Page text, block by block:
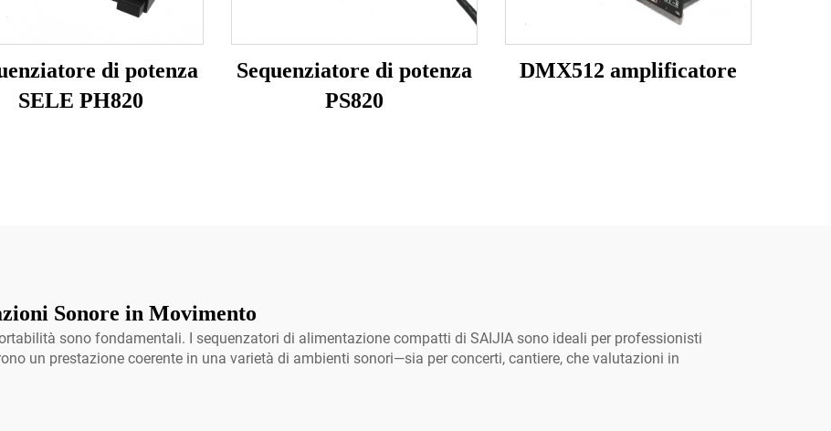
di potenza
SELE PH820
Sequenziatore di potenza
PS820
DMX512 amplificatore
Sonore in Movimento
sono fondamentali. I sequenzatori di alimentazione compatti di SAIJIA sono ideali per professionisti
un prestazione coerente in una varietà di ambienti sonori—sia per concerti, cantiere, che valutazioni in